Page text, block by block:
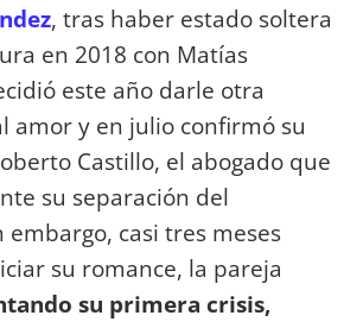
, tras haber estado soltera
en 2018 con Matías
este año darle otra
amor y en julio confirmó su
Castillo, el abogado que
su separación del
embargo, casi tres meses
su romance, la pareja
su primera crisis,